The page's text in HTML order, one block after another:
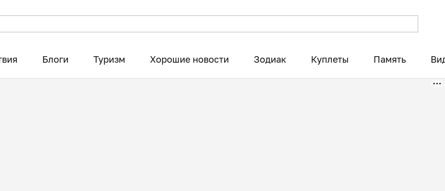
Блоги Туризм Хорошие новости Зодиак Куплеты Память